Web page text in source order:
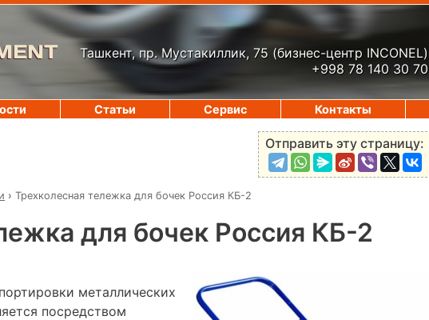
Ташкент, пр. Мустакиллик, 75 (бизнес-центр INCONEL)
+998 78 140 30 70
Отправить эту страницу:
› Трехколесная тележка для бочек Россия КБ-2
для бочек Россия КБ-2
металлических
посредством
Статьи Сервис Контакты